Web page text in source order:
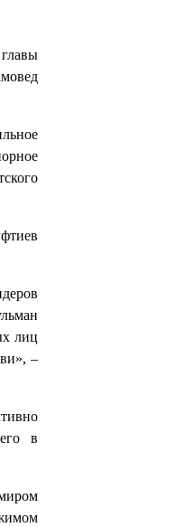
лиц
–
в